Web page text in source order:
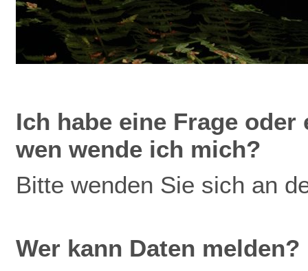
Ich habe eine Frage
wen wende ich mich?
Bitte wenden Sie sich an
Wer kann Daten melden?